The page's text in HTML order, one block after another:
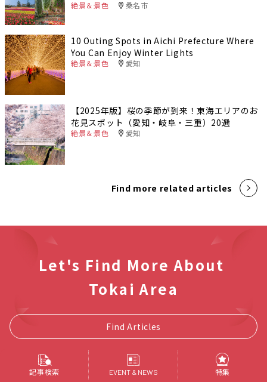
絶景＆景色 桑名市
10 Outing Spots in Aichi Prefecture Where
You Can Enjoy Winter Lights
絶景＆景色 愛知
【2025年版】桜の季節が到来！東海エリアのお
花見スポット（愛知・岐阜・三重）20選
絶景＆景色 愛知
Find more related articles
Let's Find More About
Tokai Area
Find Articles
記事検索 EVENT & NEWS 特集